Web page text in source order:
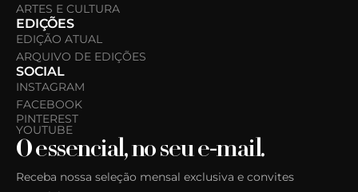
ARTES E CULTURA
EDIÇÕES
EDIÇÃO ATUAL
ARQUIVO DE EDIÇÕES
SOCIAL
INSTAGRAM
FACEBOOK
PINTEREST
YOUTUBE
O essencial, no seu e-mail.
Receba nossa seleção mensal exclusiva e convites